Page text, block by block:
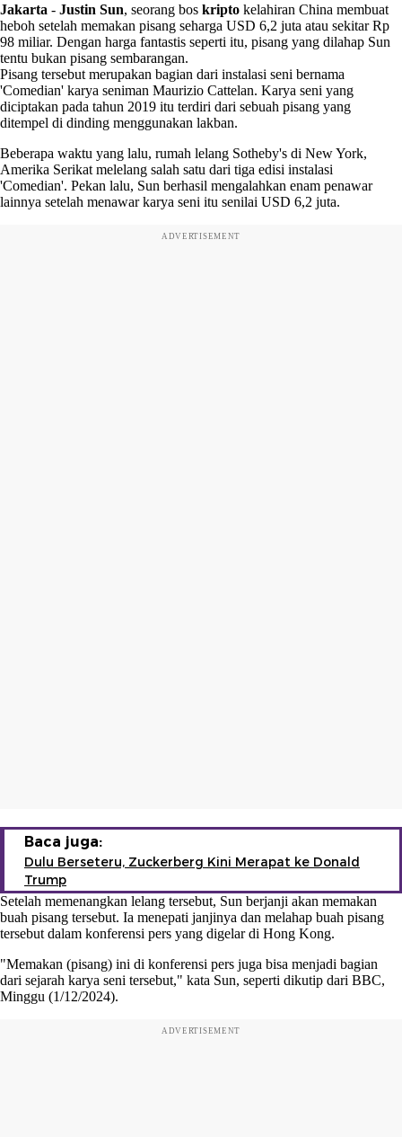
Jakarta - Justin Sun, seorang bos kripto kelahiran China membuat
heboh setelah memakan pisang seharga USD 6,2 juta atau sekitar Rp
98 miliar. Dengan harga fantastis seperti itu, pisang yang dilahap Sun
tentu bukan pisang sembarangan.
Pisang tersebut merupakan bagian dari instalasi seni bernama
'Comedian' karya seniman Maurizio Cattelan. Karya seni yang
diciptakan pada tahun 2019 itu terdiri dari sebuah pisang yang
ditempel di dinding menggunakan lakban.
Beberapa waktu yang lalu, rumah lelang Sotheby's di New York,
Amerika Serikat melelang salah satu dari tiga edisi instalasi
'Comedian'. Pekan lalu, Sun berhasil mengalahkan enam penawar
lainnya setelah menawar karya seni itu senilai USD 6,2 juta.
ADVERTISEMENT
Baca juga:
Dulu Berseteru, Zuckerberg Kini Merapat ke Donald
Trump
Setelah memenangkan lelang tersebut, Sun berjanji akan memakan
buah pisang tersebut. Ia menepati janjinya dan melahap buah pisang
tersebut dalam konferensi pers yang digelar di Hong Kong.
"Memakan (pisang) ini di konferensi pers juga bisa menjadi bagian
dari sejarah karya seni tersebut," kata Sun, seperti dikutip dari BBC,
Minggu (1/12/2024).
ADVERTISEMENT